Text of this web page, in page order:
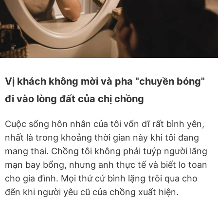
Vị khách không mời và pha "chuyền bóng"
đi vào lòng đất của chị chồng
Cuộc sống hôn nhân của tôi vốn dĩ rất bình yên,
nhất là trong khoảng thời gian này khi tôi đang
mang thai. Chồng tôi không phải tuýp người lãng
mạn bay bổng, nhưng anh thực tế và biết lo toan
cho gia đình. Mọi thứ cứ bình lặng trôi qua cho
đến khi người yêu cũ của chồng xuất hiện.